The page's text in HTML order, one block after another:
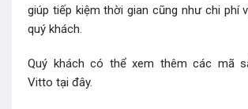
giúp tiếp kiệm thời gian cũng như chi phí
quý khách.
Quý khách có thể xem thêm các mã
Vitto tại đây.